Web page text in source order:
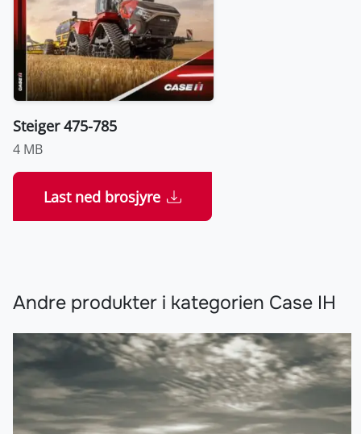
Steiger 475-785
4 MB
Last ned brosjyre
Andre produkter i kategorien Case IH